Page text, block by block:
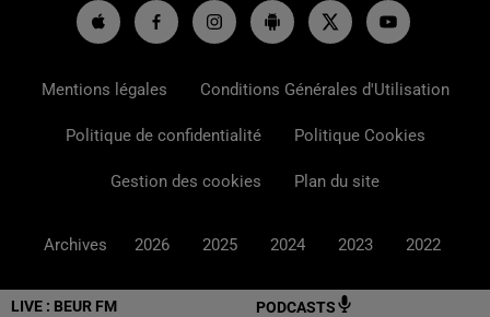
LIVE : BEUR FM PODCASTS
Mentions légales Conditions Générales d'Utilisation
Politique de confidentialité Politique Cookies
Gestion des cookies Plan du site
Archives 2026 2025 2024 2023 2022